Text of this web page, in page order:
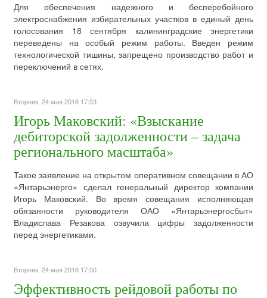
Для обеспечения надежного и бесперебойного
электроснабжения избирательных участков в единый день
голосования 18 сентября калининградские энергетики
переведены на особый режим работы. Введен режим
технологической тишины, запрещено производство работ и
переключений в сетях.
Вторник, 24 мая 2016 17:53
Игорь Маковский: «Взыскание
дебиторской задолженности – задача
регионального масштаба»
Такое заявление на открытом оперативном совещании в АО
«Янтарьэнерго» сделал генеральный директор компании
Игорь Маковский. Во время совещания исполняющая
обязанности руководителя ОАО «Янтарьэнергосбыт»
Владислава Резакова озвучила цифры задолженности
перед энергетиками.
Вторник, 24 мая 2016 17:50
Эффективность рейдовой работы по